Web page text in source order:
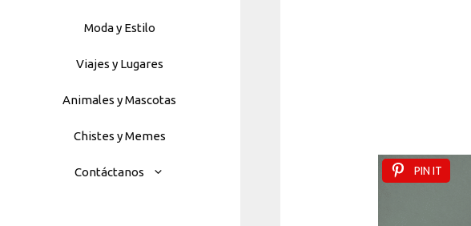
Moda y Estilo
Viajes y Lugares
Animales y Mascotas
Chistes y Memes
Contáctanos PIN IT